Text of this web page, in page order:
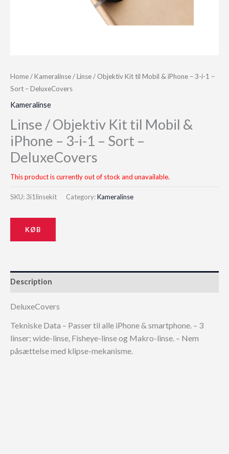
Home/Kameralinse/ Linse / Objektiv Kit til Mobil & iPhone – 3-i-1 –
Sort – DeluxeCovers
Kameralinse
Linse / Objektiv Kit til Mobil &
iPhone – 3-i-1 – Sort –
DeluxeCovers
This product is currently out of stock and unavailable.
SKU: 3i1linsekit Category:Kameralinse
KØB
Description
DeluxeCovers
Tekniske Data – Passer til alle iPhone & smartphone. – 3
linser; wide-linse, Fisheye-linse og Makro-linse. – Nem
påsættelse med klipse-mekanisme.